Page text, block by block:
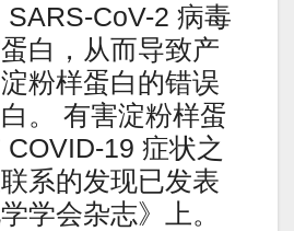
CoV-2 病毒
白，从而导致产
粉样蛋白的错误
。 有害淀粉样蛋
19 症状之
系的发现已发表
学会杂志》上。